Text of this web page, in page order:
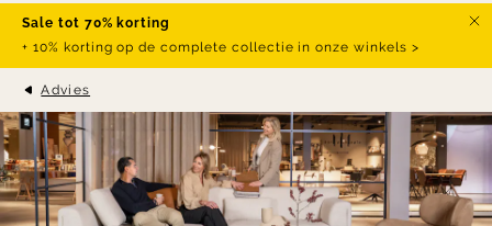
Sale tot 70% korting
+ 10% korting op de complete collectie in onze winkels >
Advies